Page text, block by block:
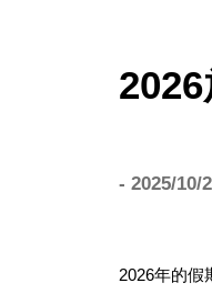
- 2025/10/
2026年的假